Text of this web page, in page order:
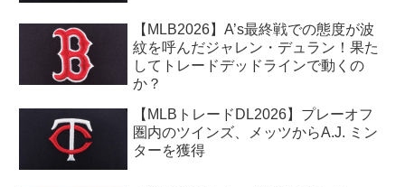
【MLB2026】A’s最終戦での態度が波
紋を呼んだジャレン・デュラン！果た
してトレードデッドラインで動くの
か？
【MLBトレードDL2026】プレーオフ
圏内のツインズ、メッツからA.J. ミン
ターを獲得